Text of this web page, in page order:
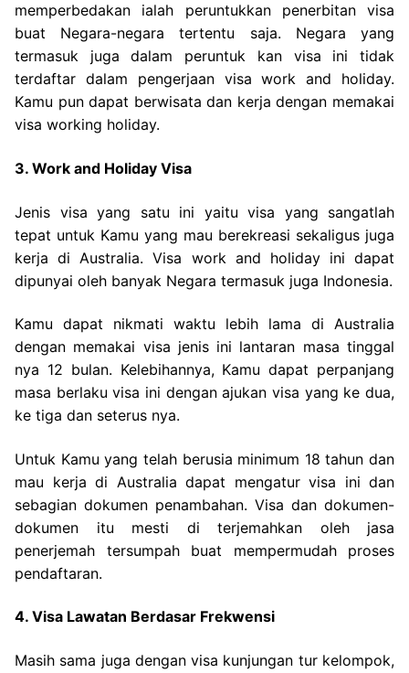
memperbedakan ialah peruntukkan penerbitan visa
buat Negara-negara tertentu saja. Negara yang
termasuk juga dalam peruntuk kan visa ini tidak
terdaftar dalam pengerjaan visa work and holiday.
Kamu pun dapat berwisata dan kerja dengan memakai
visa working holiday.
3. Work and Holiday Visa
Jenis visa yang satu ini yaitu visa yang sangatlah
tepat untuk Kamu yang mau berekreasi sekaligus juga
kerja di Australia. Visa work and holiday ini dapat
dipunyai oleh banyak Negara termasuk juga Indonesia.
Kamu dapat nikmati waktu lebih lama di Australia
dengan memakai visa jenis ini lantaran masa tinggal
nya 12 bulan. Kelebihannya, Kamu dapat perpanjang
masa berlaku visa ini dengan ajukan visa yang ke dua,
ke tiga dan seterus nya.
Untuk Kamu yang telah berusia minimum 18 tahun dan
mau kerja di Australia dapat mengatur visa ini dan
sebagian dokumen penambahan. Visa dan dokumen-
dokumen itu mesti di terjemahkan oleh jasa
penerjemah tersumpah buat mempermudah proses
pendaftaran.
4. Visa Lawatan Berdasar Frekwensi
Masih sama juga dengan visa kunjungan tur kelompok,